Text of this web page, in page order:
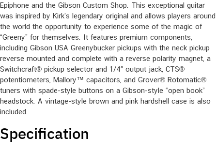
Epiphone and the Gibson Custom Shop. This exceptional guitar
was inspired by Kirk’s legendary original and allows players around
the world the opportunity to experience some of the magic of
“Greeny” for themselves. It features premium components,
including Gibson USA Greenybucker pickups with the neck pickup
reverse mounted and complete with a reverse polarity magnet, a
Switchcraft® pickup selector and 1/4″ output jack, CTS®
potentiometers, Mallory™ capacitors, and Grover® Rotomatic®
tuners with spade-style buttons on a Gibson-style “open book”
headstock. A vintage-style brown and pink hardshell case is also
included.
Specification